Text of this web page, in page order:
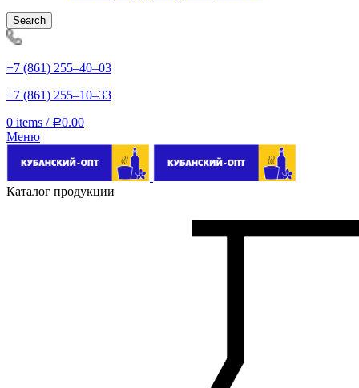
Search
+7 (861) 255‒40‒03
+7 (861) 255‒10‒33
0 items / Р0.00
Меню
Каталог продукции